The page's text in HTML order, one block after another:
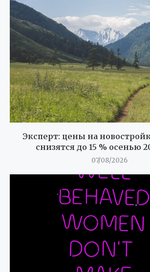
Эксперт: цены на
снизятся до 15 % осенью
07/08/2026